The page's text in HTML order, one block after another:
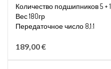
Количество подшипников 5 + 1
Вес 180гр
Передаточное число 8,1:1
189,00 €